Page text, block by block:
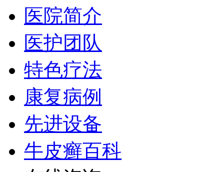
医院简介
医护团队
特色疗法
康复病例
先进设备
牛皮癣百科